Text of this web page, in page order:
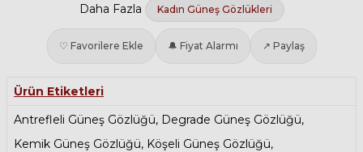
Daha Fazla Kadın Güneş Gözlükleri
♡ Favorilere Ekle 🔔 Fiyat Alarmı ↗ Paylaş
Ürün Etiketleri
Antrefleli Güneş Gözlüğü, Degrade Güneş Gözlüğü,
Kemik Güneş Gözlüğü, Köşeli Güneş Gözlüğü,